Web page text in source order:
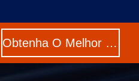
Obtenha O Melhor Preço